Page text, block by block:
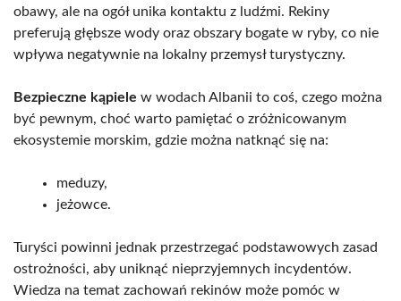
obawy, ale na ogół unika kontaktu z ludźmi. Rekiny
preferują głębsze wody oraz obszary bogate w ryby, co nie
wpływa negatywnie na lokalny przemysł turystyczny.
Bezpieczne kąpiele w wodach Albanii to coś, czego można
być pewnym, choć warto pamiętać o zróżnicowanym
ekosystemie morskim, gdzie można natknąć się na:
meduzy,
jeżowce.
Turyści powinni jednak przestrzegać podstawowych zasad
ostrożności, aby uniknąć nieprzyjemnych incydentów.
Wiedza na temat zachowań rekinów może pomóc w